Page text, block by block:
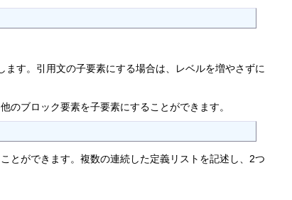
す。引用文の子要素にする場合は、レベルを増やさずに
のブロック要素を子要素にすることができます。
とができます。複数の連続した定義リストを記述し、2つ